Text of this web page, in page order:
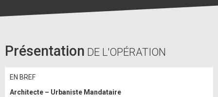
Présentation DE L'OPÉRATION
EN BREF
Architecte – Urbaniste Mandataire